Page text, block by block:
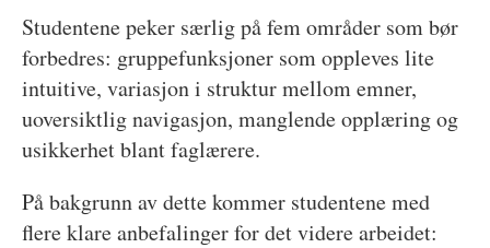
Studentene peker særlig på fem områder som bør
forbedres: gruppefunksjoner som oppleves lite
intuitive, variasjon i struktur mellom emner,
uoversiktlig navigasjon, manglende opplæring og
usikkerhet blant faglærere.
På bakgrunn av dette kommer studentene med
flere klare anbefalinger for det videre arbeidet: